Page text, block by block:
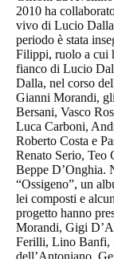
2010 ha
vivo di Lucio Dalla
periodo è stata
Filippi, ruolo a cui
fianco di Lucio
Dalla, nel corso
Gianni Morandi,
Bersani, Vasco
Luca Carboni,
Roberto Costa e
Renato Serio, Teo
Beppe D’Onghia.
“Ossigeno”, un
lei composti e
progetto hanno
Morandi, Gigi
Ferilli, Lino Banfi,